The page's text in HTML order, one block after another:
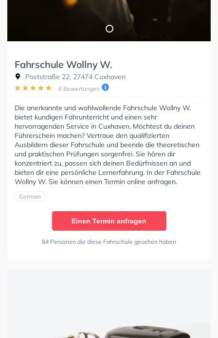
Fahrschule Wollny W.
Poststraße 22, 27474 Cuxhaven
6 Bewertungen
Die anerkannte und wohlwollende Fahrschule Wollny W.
bietet kundigen Fahrunterricht und einen sehr
hervorragenden Service in Cuxhaven. Möchtest du deinen
Führerschein machen? Vertraue den qualifizierten
Ausbildern dieser Fahrschule und beende die theoretischen
und praktischen Prüfungen sorgenfrei. Sie hören dir
konzentriert zu, passen sich deinen Bedürfnissen an und
bieten dir eine persönliche Lernerfahrung. In der Fahrschule
Wollny W. Sie können einen Termin online anfragen.
German
Einen Termin anfragen
84 Personen die diese Fahrschule gesehen haben